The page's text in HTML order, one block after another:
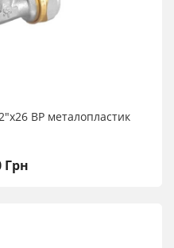
ВР металопластик
Грн